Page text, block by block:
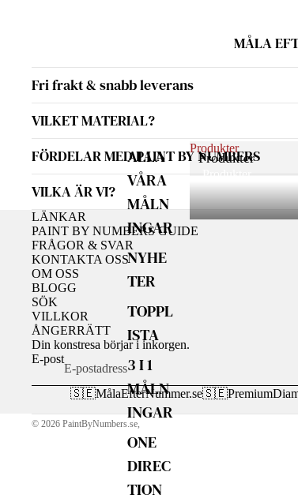
MÅLA
ALLA
VÅRA
MÅLN
INGAR
NYHE
TER
TOPPL
ISTA
3 I 1
MÅLN
INGAR
ONE
DIREC
TION
Produkter
Produkter
Produkter
Fri frakt & snabb leverans
VILKET MATERIAL?
FÖRDELAR MED PAINT BY NUMBERS
VILKA ÄR VI?
LÄNKAR
PAINT BY NUMBERS GUIDE
FRÅGOR & SVAR
KONTAKTA OSS
OM OSS
BLOGG
SÖK
VILLKOR
ÅNGERRÄTT
Din konstresa börjar i inkorgen.
E-post
🇸🇪MålaEfterNummer.se🇸🇪
© 2026 PaintByNumbers.se